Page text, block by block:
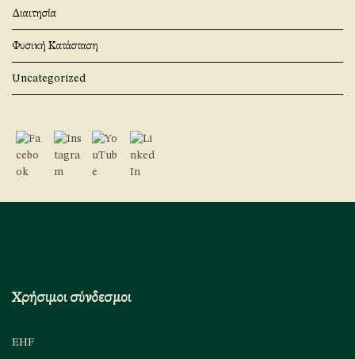
Διαιτησία
Φυσική Κατάσταση
Uncategorized
Χρήσιμοι σύνδεσμοι
EHF